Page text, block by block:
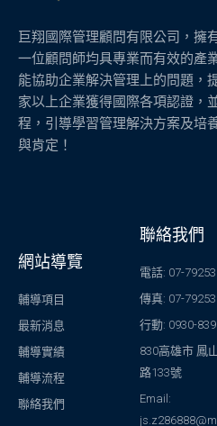
巨翔國際管理顧問有限公司，擁
一位顧問師均具專業而有效的產
能協助企業解決管理上的問題，
家以上企業獲得國際各項認證，
程，引導學習管理解決方案及培
與肯定！
網站導覽
輔導項目
最新消息
輔導實績
輔導流程
聯絡我們
聯絡我們
電話: 07-
傳真: 07-
行動: 0930-
830高雄市 鳳
路133號
Email: